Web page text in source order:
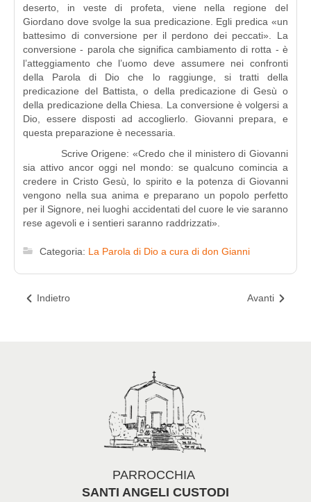
deserto, in veste di profeta, viene nella regione del
Giordano dove svolge la sua predicazione. Egli predica «un
battesimo di conversione per il perdono dei peccati». La
conversione - parola che significa cambiamento di rotta - è
l’atteggiamento che l’uomo deve assumere nei confronti
della Parola di Dio che lo raggiunge, si tratti della
predicazione del Battista, o della predicazione di Gesù o
della predicazione della Chiesa. La conversione è volgersi a
Dio, essere disposti ad accoglierlo. Giovanni prepara, e
questa preparazione è necessaria.
Scrive Origene: «Credo che il ministero di Giovanni
sia attivo ancor oggi nel mondo: se qualcuno comincia a
credere in Cristo Gesù, lo spirito e la potenza di Giovanni
vengono nella sua anima e preparano un popolo perfetto
per il Signore, nei luoghi accidentati del cuore le vie saranno
rese agevoli e i sentieri saranno raddrizzati».
Categoria: La Parola di Dio a cura di don Gianni
Indietro Avanti
PARROCCHIA
SANTI ANGELI CUSTODI